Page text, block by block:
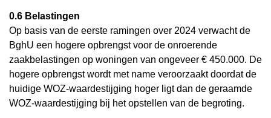
0.6 Belastingen
Op basis van de eerste ramingen over 2024 verwacht de
BghU een hogere opbrengst voor de onroerende
zaakbelastingen op woningen van ongeveer € 450.000. De
hogere opbrengst wordt met name veroorzaakt doordat de
huidige WOZ-waardestijging hoger ligt dan de geraamde
WOZ-waardestijging bij het opstellen van de begroting.